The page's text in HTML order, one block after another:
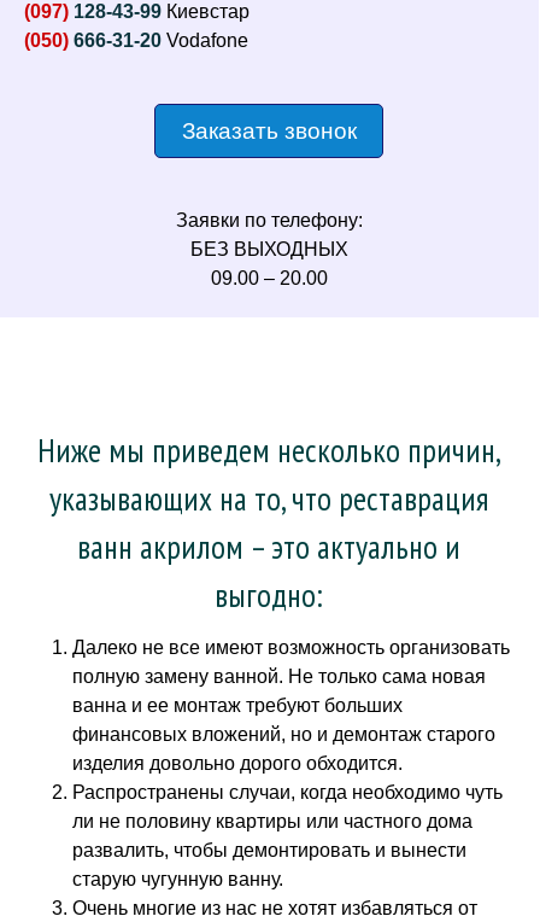
(097) 128-43-99 Киевстар
(050) 666-31-20 Vodafone
Заказать звонок
Заявки по телефону:
БЕЗ ВЫХОДНЫХ
09.00 – 20.00
Ниже мы приведем несколько причин,
указывающих на то, что реставрация
ванн акрилом – это актуально и
выгодно:
Далеко не все имеют возможность организовать
полную замену ванной. Не только сама новая
ванна и ее монтаж требуют больших
финансовых вложений, но и демонтаж старого
изделия довольно дорого обходится.
Распространены случаи, когда необходимо чуть
ли не половину квартиры или частного дома
развалить, чтобы демонтировать и вынести
старую чугунную ванну.
Очень многие из нас не хотят избавляться от